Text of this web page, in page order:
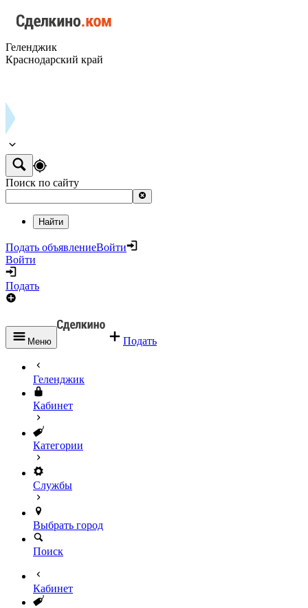
Геленджик
Краснодарский край
Поиск по сайту
Найти
Подать объявлениеВойти
Войти
Подать
Меню Подать
Геленджик
Кабинет
Категории
Службы
Выбрать город
Поиск
Кабинет